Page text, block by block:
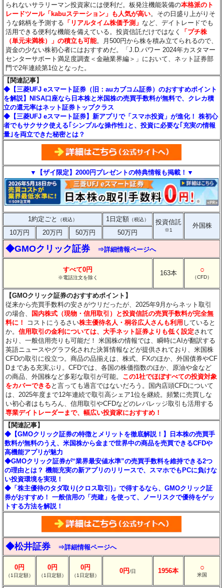
られないサラリーマン投資家には便利だ。板発注機能装備の本格派のト
レードツール「kabuステーション」も人気が高い。その日盛り上がりそ
うな銘柄を予測する 「リアルタイム株価予測」 など、デイトレードでも
活用できる便利な機能を備えている。投資信託だけではなく
「プチ株
（単元未満株）」の積立も可能。月500円から株を積み立てられるので、
資金の少ない株初心者にはおすすめだ。「J.D.パワー 2024年カスタマー
センターサポート満足度調査＜金融業界編＞」において、ネット証券部
門で2年連続第1位となった。
【関連記事】
◆【三菱UFJ eスマート証券（旧：auカブコム証券）のおすすめポイント
を解説】NISA口座なら日本株と米国株の売買手数料が無料で、クレカ積
立の還元率はネット証券トップクラス
◆【三菱UFJ eスマート証券】新アプリで「スマホ投資」が進化！ 株初心
者でもサクサク使える｢シンプルな操作性｣と、投資に必要な｢充実の情報
量｣を両立できた秘密とは？
▼【ザイ限定】2000円プレゼントの特典情報も掲載！▼
1約定ごと （税込） 1日定額 （税込） 投資信託
※1
外国株
10万円
20万円 50万円 50万円
◆GMOクリック証券 ⇒詳細情報ページへ
すべて0円
※電話注文を除く
163本 ○
（CFD）
【GMOクリック証券のおすすめポイント】
従来から売買手数料の安さがウリだったが、2025年9月からネット取引
の場合、
国内株式（現物・信用取引）と投資信託の売買手数料が完全無
料に！
コストにうるさい株主優待名人・桐谷広人さんも利用 していると
か。信用取引の金利については、大手ネット証券よりも低く設定されて
おり、一般信用売りも可能だ！ 米国株の情報では、瞬時にAIが翻訳する
英語ニュースやグラフ化された決算情報などが提供されており、米国株
CFDの取引に役立つ。商品の品揃えは、株式、FXのほか、外国債券やCF
Dまである充実ぶり。CFDでは、各国の株価指数のほか、原油や金など
の商品、外国株など多彩な取引が可能。 この1社でほぼすべての投資対象
をカバーできる と言っても過言ではないだろう。国内店頭CFDについて
は、2025年度まで12年連続で取引高シェア1位を継続。頻繁に売買しな
い初心者はもちろん、信用取引やCFDなどのレバレッジ取引も活用する
専業デイトレーダーまで、幅広い投資家におすすめ！
【関連記事】
◆【GMOクリック証券の特徴とメリットを徹底解説！】日本株の売買手
数料が無料のうえ、米国株から金まで世界中の商品を売買できるCFDや
高機能アプリが魅力
◆GMOクリック証券が“業界最安値水準”の売買手数料を維持できる2つ
の理由とは？ 機能充実の新アプリのリリースで、スマホでもPCに負けな
い投資環境を実現！
◆「株主優待のタダ取り(クロス取引)」で得するなら、GMOクリック証
券がおすすめ！ 一般信用の「売建」を使って、ノーリスクで優待をゲッ
トする方法を解説！
◆松井証券 ⇒詳細情報ページへ
0円
（1日定額）
0円
（1日定額）
0円
（1日定額）
0円/日 1956本 ○
米国